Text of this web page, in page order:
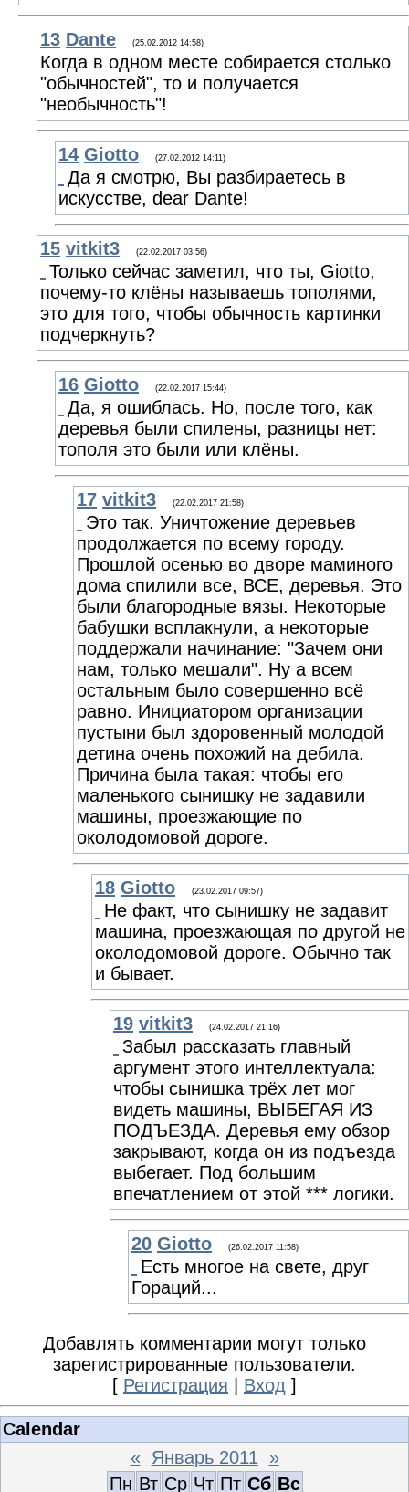
13 Dante (25.02.2012 14:58)
Когда в одном месте собирается столько
"обычностей", то и получается
"необычность"!
14 Giotto (27.02.2012 14:11)
Да я смотрю, Вы разбираетесь в
искусстве, dear Dante!
15 vitkit3 (22.02.2017 03:56)
Только сейчас заметил, что ты, Giotto,
почему-то клёны называешь тополями,
это для того, чтобы обычность картинки
подчеркнуть?
16 Giotto (22.02.2017 15:44)
Да, я ошиблась. Но, после того, как
деревья были спилены, разницы нет:
тополя это были или клёны.
17 vitkit3 (22.02.2017 21:58)
Это так. Уничтожение деревьев
продолжается по всему городу.
Прошлой осенью во дворе маминого
дома спилили все, ВСЕ, деревья. Это
были благородные вязы. Некоторые
бабушки всплакнули, а некоторые
поддержали начинание: "Зачем они
нам, только мешали". Ну а всем
остальным было совершенно всё
равно. Инициатором организации
пустыни был здоровенный молодой
детина очень похожий на дебила.
Причина была такая: чтобы его
маленького сынишку не задавили
машины, проезжающие по
околодомовой дороге.
18 Giotto (23.02.2017 09:57)
Не факт, что сынишку не задавит
машина, проезжающая по другой не
околодомовой дороге. Обычно так
и бывает.
19 vitkit3 (24.02.2017 21:16)
Забыл рассказать главный
аргумент этого интеллектуала:
чтобы сынишка трёх лет мог
видеть машины, ВЫБЕГАЯ ИЗ
ПОДЪЕЗДА. Деревья ему обзор
закрывают, когда он из подъезда
выбегает. Под большим
впечатлением от этой *** логики.
20 Giotto (26.02.2017 11:58)
Есть многое на свете, друг
Гораций...
Добавлять комментарии могут только
зарегистрированные пользователи.
[ Регистрация Вход ]
Calendar
«
Январь 2011
»
Пн Вт Ср Чт Пт Сб Вс